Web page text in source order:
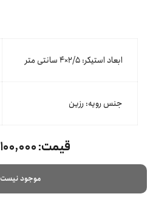
ابعاد استیکر: ۲/۵×۴ سانتی متر
جنس رویه: رزین
قیمت:۱۰۰,۰۰۰ تومان
موجود نیست